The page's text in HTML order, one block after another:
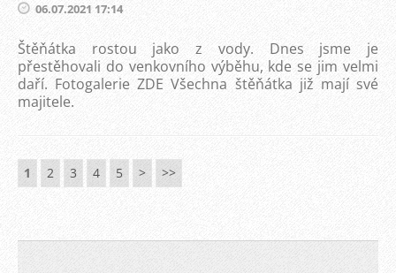
06.07.2021 17:14
Štěňátka rostou jako z vody. Dnes jsme je
přestěhovali do venkovního výběhu, kde se jim velmi
daří. Fotogalerie ZDE Všechna štěňátka již mají své
majitele.
1 2 3 4 5 > >>